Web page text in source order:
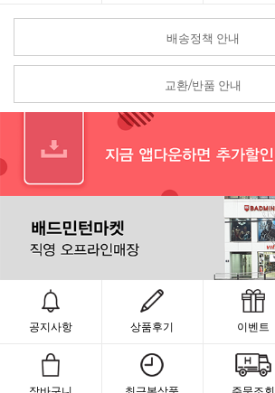
배송정책 안내
교환/반품 안내
공지사항 상품후기 이벤트